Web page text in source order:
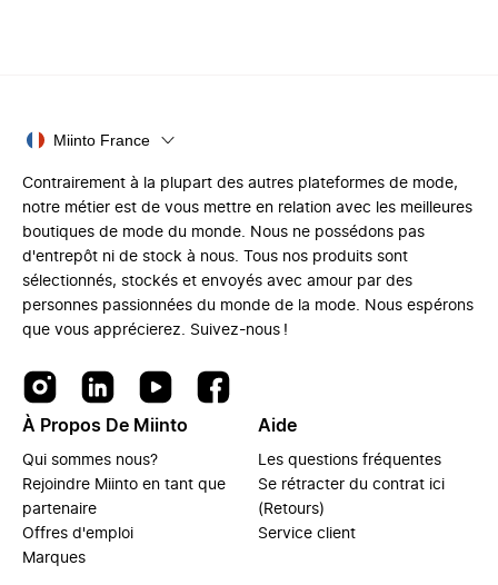
Miinto France
Contrairement à la plupart des autres plateformes de mode,
notre métier est de vous mettre en relation avec les meilleures
boutiques de mode du monde. Nous ne possédons pas
d'entrepôt ni de stock à nous. Tous nos produits sont
sélectionnés, stockés et envoyés avec amour par des
personnes passionnées du monde de la mode. Nous espérons
que vous apprécierez. Suivez-nous !
À Propos De Miinto
Qui sommes nous?
Rejoindre Miinto en tant que
partenaire
Offres d'emploi
Marques
Aide
Les questions fréquentes
Se rétracter du contrat ici
(Retours)
Service client